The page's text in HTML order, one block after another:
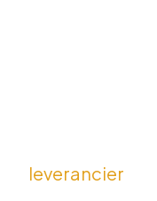
leverancier